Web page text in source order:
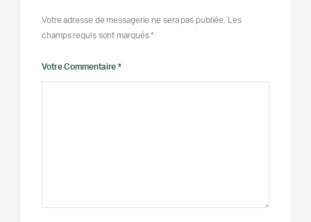
Votre adresse de messagerie ne sera pas publiée. Les
champs requis sont marqués *
Votre Commentaire *